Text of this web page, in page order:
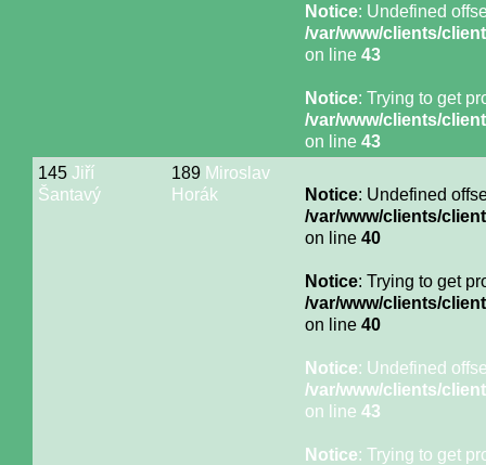
Notice: Undefined
/var/www/clients/
on line 43
Notice: Trying to get
/var/www/clients/
on line 43
145 Jiří
Šantavý
189 Miroslav
Horák
Notice: Undefined
/var/www/clients/
on line 40
Notice: Trying to get
/var/www/clients/
on line 40
Notice: Undefined
/var/www/clients/
on line 43
Notice: Trying to get